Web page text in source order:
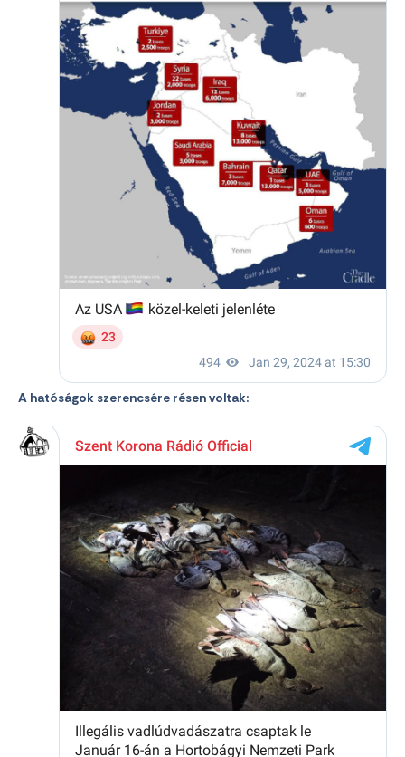
A hatóságok szerencsére résen voltak: